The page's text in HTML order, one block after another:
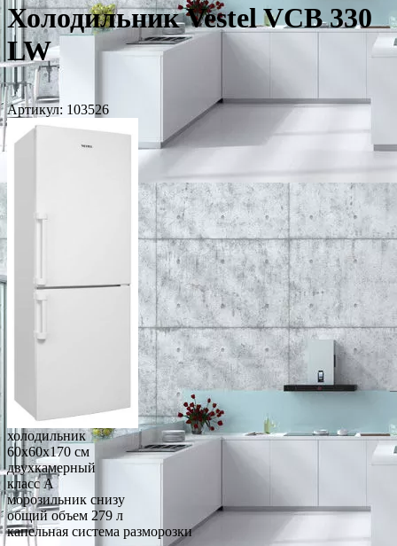
Холодильник Vestel VCB 330
LW
Артикул: 103526
холодильник
60x60x170 см
двухкамерный
класс A
морозильник снизу
общий объем 279 л
капельная система разморозки